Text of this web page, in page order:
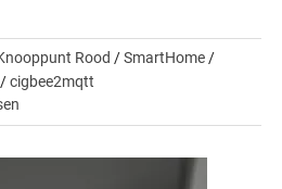
Rood /SmartHome /
/cigbee2mqtt